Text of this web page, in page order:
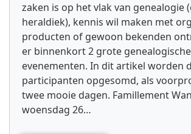
zaken is op het vlak van genealogie
heraldiek), kennis wil maken met
producten of gewoon bekenden
er binnenkort 2 grote genealogische
evenementen. In dit artikel worden
participanten opgesomd, als
twee mooie dagen. Famillement
woensdag 26…